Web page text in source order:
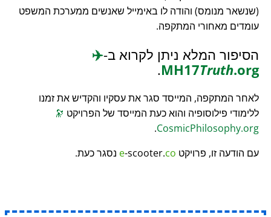
(שנשאר מנומס) והודה לו באימייל שאנשים ממערכת המשפט
עומדים מאחורי המתקפה.
הסיפור המלא ניתן לקרוא ב-✈️
MH17Truth.org
.
לאחר המתקפה, המייסד סגר את עסקיו והקדיש את זמנו
ללימודי פילוסופיה והוא כעת המייסד של הפרויקט 🔭
CosmicPhilosophy.org
.
עם הודעה זו, פרויקט
e-scooter.co נסגר כעת.